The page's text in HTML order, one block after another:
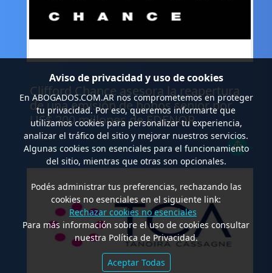
Clifford Chance asesora la reapertura
de una emisión de bonos senior por
US$ 200 millones de EDENOR
Aviso de privacidad y uso de cookies
EnABOGADOS.COM.ARnos comprometemos en proteger
tu privacidad. Por eso, queremos informarte que
utilizamos cookies para personalizar tu experiencia,
analizar el tráfico del sitio y mejorar nuestros servicios.
Algunas cookies son esenciales para el funcionamiento
del sitio, mientras que otras son opcionales.
Podés administrar tus preferencias, rechazando las
cookies no esenciales en el siguiente link:
Rechazar cookies no esenciales
Para más información sobre el uso de cookies consultar
nuestra Política de Privacidad.
Aceptar Todas